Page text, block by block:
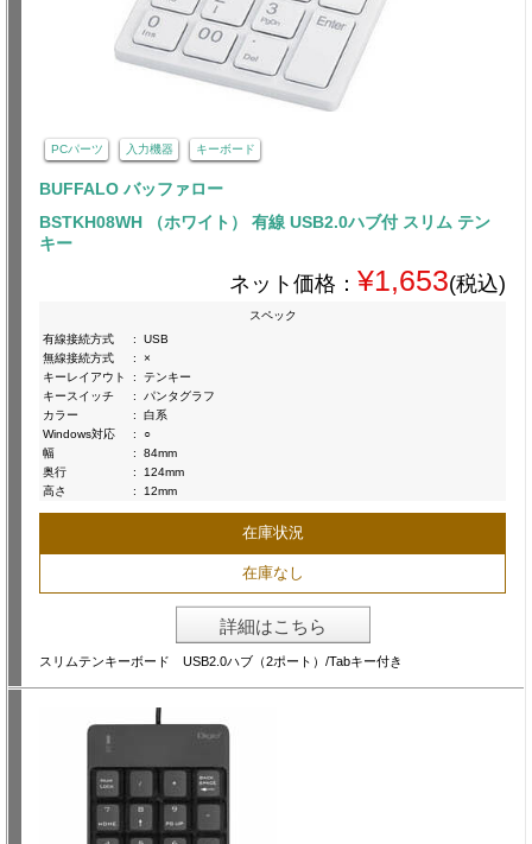
PCパーツ 入力機器 キーボード
BUFFALO バッファロー
BSTKH08WH （ホワイト） 有線 USB2.0ハブ付 スリム テン
キー
ネット価格： ¥1,653(税込)
スペック
有線接続方式
:
USB
無線接続方式
:
×
キーレイアウト
:
テンキー
キースイッチ
:
パンタグラフ
カラー
:
白系
Windows対応
:
○
幅
:
84mm
奥行
:
124mm
高さ
: 12mm
在庫状況
在庫なし
詳細はこちら
スリムテンキーボード USB2.0ハブ（2ポート）/Tabキー付き